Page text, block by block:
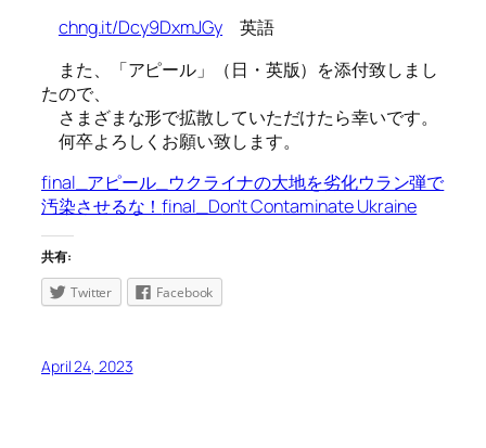
chng.it/Dcy9DxmJGy 英語
また、「アピール」（日・英版）を添付致しまし
たので、
さまざまな形で拡散していただけたら幸いです。
何卒よろしくお願い致します。
final_アピール_ウクライナの大地を劣化ウラン弾で
汚染させるな！final_Don’t Contaminate Ukraine
共有:
Twitter
Facebook
April 24, 2023